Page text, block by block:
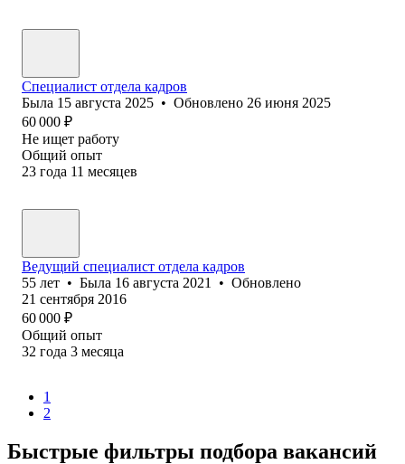
Специалист отдела кадров
Была 15 августа 2025 • Обновлено 26 июня 2025
60 000 ₽
Не ищет работу
Общий опыт
23 года 11 месяцев
Ведущий специалист отдела кадров
55 лет • Была 16 августа 2021 • Обновлено
21 сентября 2016
60 000 ₽
Общий опыт
32 года 3 месяца
1
2
Быстрые фильтры подбора вакансий